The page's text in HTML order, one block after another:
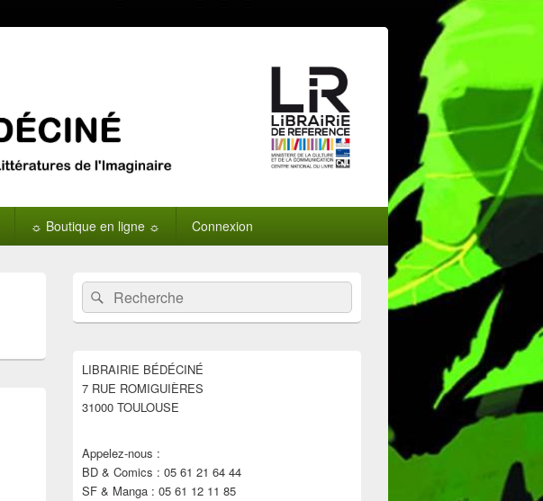
☼ Boutique en ligne ☼ Connexion
Zone
principale
de
widget
barre
latérale
Recherche :Rechercher
LIBRAIRIE BÉDÉCINÉ
7 RUE ROMIGUIÈRES
31000 TOULOUSE
Appelez-nous :
BD & Comics : 05 61 21 64 44
SF & Manga : 05 61 12 11 85